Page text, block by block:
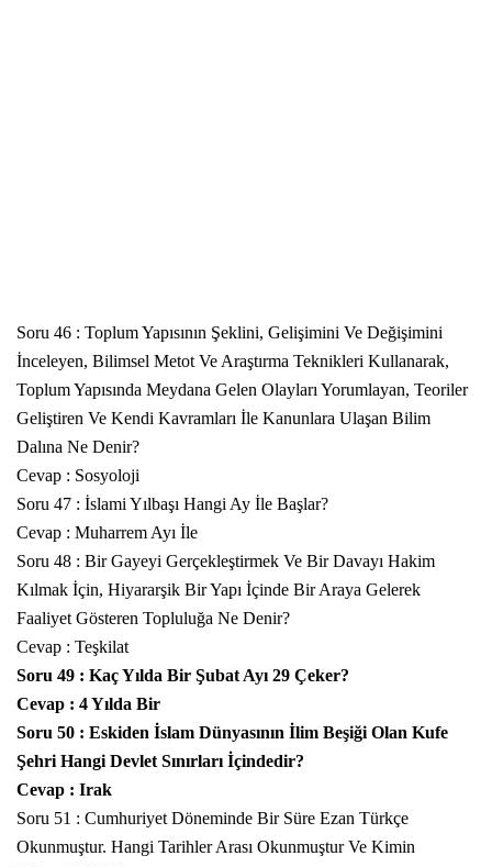
Soru 46 : Toplum Yapısının Şeklini, Gelişimini Ve Değişimini
İnceleyen, Bilimsel Metot Ve Araştırma Teknikleri Kullanarak,
Toplum Yapısında Meydana Gelen Olayları Yorumlayan, Teoriler
Geliştiren Ve Kendi Kavramları İle Kanunlara Ulaşan Bilim
Dalına Ne Denir?
Cevap : Sosyoloji
Soru 47 : İslami Yılbaşı Hangi Ay İle Başlar?
Cevap : Muharrem Ayı İle
Soru 48 : Bir Gayeyi Gerçekleştirmek Ve Bir Davayı Hakim
Kılmak İçin, Hiyararşik Bir Yapı İçinde Bir Araya Gelerek
Faaliyet Gösteren Topluluğa Ne Denir?
Cevap : Teşkilat
Soru 49 : Kaç Yılda Bir Şubat Ayı 29 Çeker?
Cevap : 4 Yılda Bir
Soru 50 : Eskiden İslam Dünyasının İlim Beşiği Olan Kufe
Şehri Hangi Devlet Sınırları İçindedir?
Cevap : Irak
Soru 51 : Cumhuriyet Döneminde Bir Süre Ezan Türkçe
Okunmuştur. Hangi Tarihler Arası Okunmuştur Ve Kimin